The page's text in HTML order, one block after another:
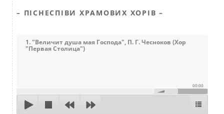
– ПІСНЕСПІВИ ХРАМОВИХ ХОРІВ –
1. "Величит душа мая Господа", П. Г. Чесноков (Хор
"Первая Столица")
00:00